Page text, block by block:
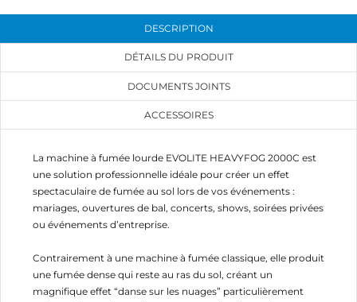
DESCRIPTION
DÉTAILS DU PRODUIT
DOCUMENTS JOINTS
ACCESSOIRES
La machine à fumée lourde EVOLITE HEAVYFOG 2000C est
une solution professionnelle idéale pour créer un effet
spectaculaire de fumée au sol lors de vos événements :
mariages, ouvertures de bal, concerts, shows, soirées privées
ou événements d’entreprise.
Contrairement à une machine à fumée classique, elle produit
une fumée dense qui reste au ras du sol, créant un
magnifique effet “danse sur les nuages” particulièrement